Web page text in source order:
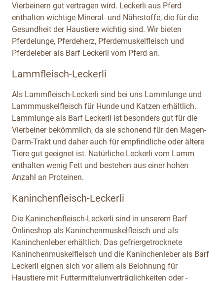
Vierbeinern gut vertragen wird. Leckerli aus Pferd
enthalten wichtige Mineral- und Nährstoffe, die für die
Gesundheit der Haustiere wichtig sind. Wir bieten
Pferdelunge, Pferdeherz, Pferdemuskelfleisch und
Pferdeleber als Barf Leckerli vom Pferd an.
Lammfleisch-Leckerli
Als Lammfleisch-Leckerli sind bei uns Lammlunge und
Lammmuskelfleisch für Hunde und Katzen erhältlich.
Lammlunge als Barf Leckerli ist besonders gut für die
Vierbeiner bekömmlich, da sie schonend für den Magen-
Darm-Trakt und daher auch für empfindliche oder ältere
Tiere gut geeignet ist. Natürliche Leckerli vom Lamm
enthalten wenig Fett und bestehen aus einer hohen
Anzahl an Proteinen.
Kaninchenfleisch-Leckerli
Die Kaninchenfleisch-Leckerli sind in unserem Barf
Onlineshop als Kaninchenmuskelfleisch und als
Kaninchenleber erhältlich. Das gefriergetrocknete
Kaninchenmuskelfleisch und die Kaninchenleber als Barf
Leckerli eignen sich vor allem als Belohnung für
Haustiere mit Futtermittelunverträglichkeiten oder -